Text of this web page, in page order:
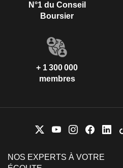
N°1 du Conseil
Boursier
+ 1 300 000
membres
NOS EXPERTS À VOTRE